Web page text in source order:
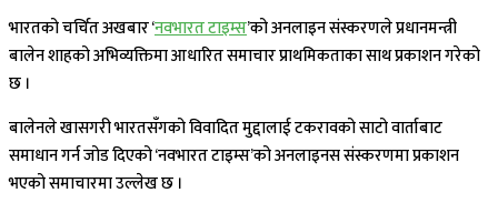
भारतको चर्चित अखबार ‘नवभारत टाइम्स’को अनलाइन संस्करणले प्रधानमन्त्री
बालेन शाहको अभिव्यक्तिमा आधारित समाचार प्राथमिकताका साथ प्रकाशन गरेको
छ ।
बालेनले खासगरी भारतसँगको विवादित मुद्दालाई टकरावको साटो वार्ताबाट
समाधान गर्न जोड दिएको ‘नवभारत टाइम्स’को अनलाइनस संस्करणमा प्रकाशन
भएको समाचारमा उल्लेख छ ।